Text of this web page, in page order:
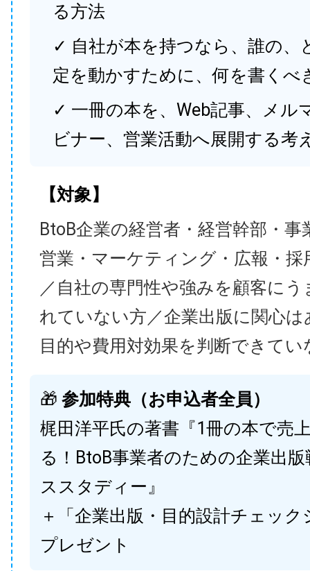
る方法
✓ 自社が本を持つなら、誰の、
定を動かすために、何を書くべ
✓ 一冊の本を、Web記事、メル
ビナー、営業活動へ展開する考
【対象】
BtoB企業の経営者・経営幹部・事
営業・マーケティング・広報・採
／自社の専門性や強みを顧客に
れていない方／企業出版に関心
目的や費用対効果を判断できてい
🎁 参加特典（お申込者全員）
梶田洋平氏の著書『1冊の本で売
る！BtoB事業者のための企業出
ススタディー』
＋「企業出版・目的設計チェック
プレゼント